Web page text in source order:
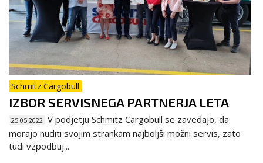
Schmitz Cargobull
IZBOR SERVISNEGA PARTNERJA LETA
25.05.2022 V podjetju Schmitz Cargobull se zavedajo, da
morajo nuditi svojim strankam najboljši možni servis, zato
tudi vzpodbuj...